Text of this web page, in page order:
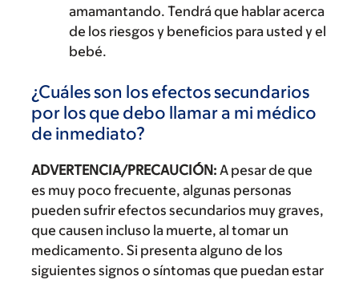
amamantando. Tendrá que hablar acerca
de los riesgos y beneficios para usted y el
bebé.
¿Cuáles son los efectos secundarios
por los que debo llamar a mi médico
de inmediato?
ADVERTENCIA/PRECAUCIÓN: A pesar de que
es muy poco frecuente, algunas personas
pueden sufrir efectos secundarios muy graves,
que causen incluso la muerte, al tomar un
medicamento. Si presenta alguno de los
siguientes signos o síntomas que puedan estar